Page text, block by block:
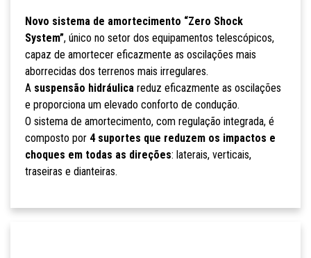
Novo sistema de amortecimento “Zero Shock
System”, único no setor dos equipamentos telescópicos,
capaz de amortecer eficazmente as oscilações mais
aborrecidas dos terrenos mais irregulares.
A suspensão hidráulicareduz eficazmente as oscilações
e proporciona um elevado conforto de condução.
O sistema de amortecimento, com regulação integrada, é
composto por 4 suportes que reduzem os impactos e
choques em todas as direções: laterais, verticais,
traseiras e dianteiras.